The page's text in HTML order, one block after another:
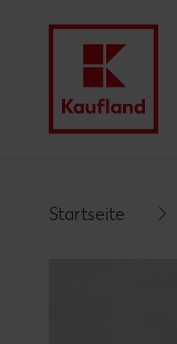
Startseite